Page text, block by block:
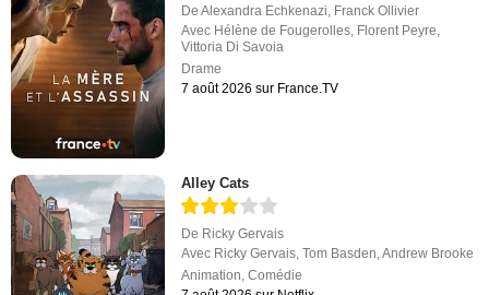
DeAlexandra Echkenazi, Franck Ollivier
Avec Hélène de Fougerolles, Florent Peyre,
Vittoria Di Savoia
Drame
7 août 2026 sur France.TV
Alley Cats
De Ricky Gervais
Avec Ricky Gervais ,Tom Basden ,Andrew Brooke
Animation ,Comédie